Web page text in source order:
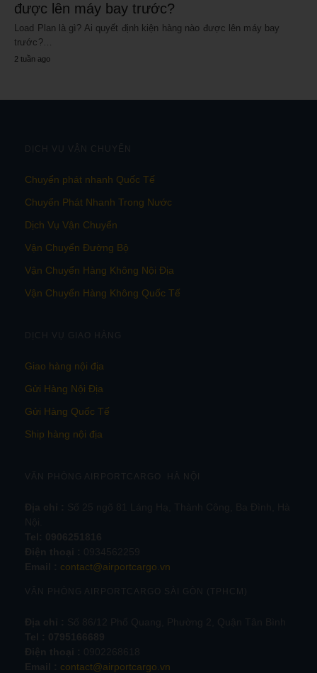
được lên máy bay trước?
Load Plan là gì? Ai quyết định kiện hàng nào được lên máy bay
trước?…
2 tuần ago
DỊCH VỤ VẬN CHUYỂN
Chuyển phát nhanh Quốc Tế
Chuyển Phát Nhanh Trong Nước
Dịch Vụ Vận Chuyển
Vận Chuyển Đường Bộ
Vận Chuyển Hàng Không Nội Địa
Vận Chuyển Hàng Không Quốc Tế
DỊCH VỤ GIAO HÀNG
Giao hàng nội địa
Gửi Hàng Nội Địa
Gửi Hàng Quốc Tế
Ship hàng nội địa
VĂN PHÒNG AIRPORTCARGO HÀ NỘI
contact@airportcargo.vn
VĂN PHÒNG AIRPORTCARGO SÀI GÒN (TPHCM)
contact@airportcargo.vn